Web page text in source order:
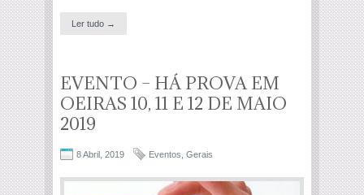
Ler tudo →
EVENTO – HÁ PROVA EM
OEIRAS 10, 11 E 12 DE MAIO
2019
8 Abril, 2019 Eventos Gerais